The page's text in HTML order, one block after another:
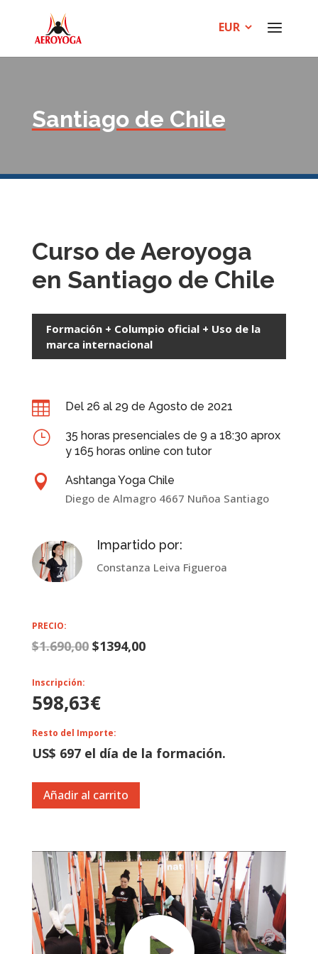
Santiago de Chile
Curso de Aeroyoga
en Santiago de Chile
Formación + Columpio oficial + Uso de la
marca internacional
 Del 26 al 29 de Agosto de 2021
}
35 horas presenciales de 9 a 18:30 aprox
y 165 horas online con tutor
 Ashtanga Yoga Chile
Diego de Almagro 4667 Nuñoa Santiago
Impartido por:
Constanza Leiva Figueroa
PRECIO:
$1.690,00 $1394,00
Inscripción:
598,63€
Resto del Importe:
US$ 697 el día de la formación.
Añadir al carrito